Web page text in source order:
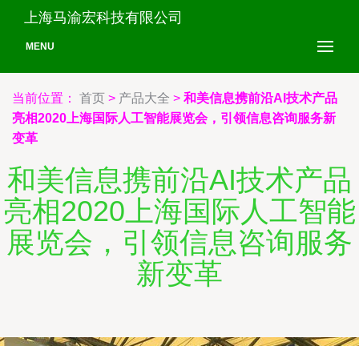
上海马渝宏科技有限公司
MENU
当前位置： 首页 > 产品大全 > 和美信息携前沿AI技术产品
亮相2020上海国际人工智能展览会，引领信息咨询服务新
变革
和美信息携前沿AI技术产品
亮相2020上海国际人工智能
展览会，引领信息咨询服务
新变革